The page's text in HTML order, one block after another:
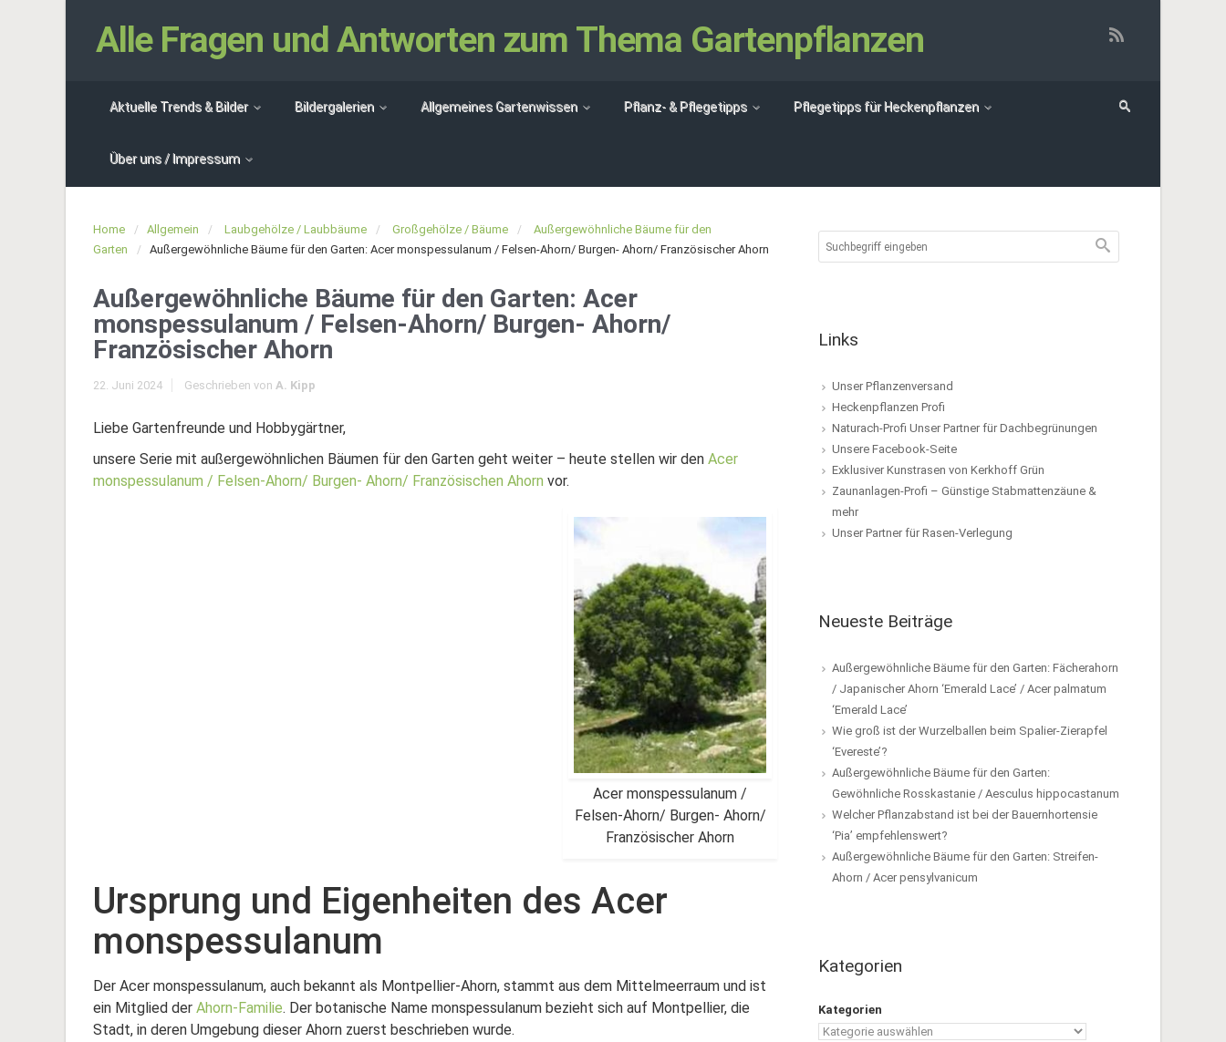
Alle Fragen und Antworten zum Thema Gartenpflanzen
Aktuelle Trends & Bilder Bildergalerien Allgemeines Gartenwissen Pflanz- & Pflegetipps Pflegetipps für Heckenpflanzen
Über uns / Impressum
Home Allgemein Laubgehölze / Laubbäume Großgehölze / Bäume
Außergewöhnliche Bäume für den
Garten
Außergewöhnliche Bäume für den Garten: Acer monspessulanum / Felsen-Ahorn/ Burgen- Ahorn/ Französischer Ahorn
Außergewöhnliche Bäume für den Garten: Acer
monspessulanum / Felsen-Ahorn/ Burgen- Ahorn/
Französischer Ahorn
22. Juni 2024 Geschrieben von A. Kipp
Liebe Gartenfreunde und Hobbygärtner,
unsere Serie mit außergewöhnlichen Bäumen für den Garten geht weiter – heute stellen wir den Acer
monspessulanum / Felsen-Ahorn/ Burgen- Ahorn/ Französischen Ahorn vor.
Acer monspessulanum /
Felsen-Ahorn/ Burgen- Ahorn/
Französischer Ahorn
Ursprung und Eigenheiten des Acer
monspessulanum
Der Acer monspessulanum, auch bekannt als Montpellier-Ahorn, stammt aus dem Mittelmeerraum und ist
ein Mitglied der Ahorn-Familie. Der botanische Name monspessulanum bezieht sich auf Montpellier, die
Stadt, in deren Umgebung dieser Ahorn zuerst beschrieben wurde.
Links
Unser Pflanzenversand
Heckenpflanzen Profi
Naturach-Profi Unser Partner für Dachbegrünungen
Unsere Facebook-Seite
Exklusiver Kunstrasen von Kerkhoff Grün
Zaunanlagen-Profi – Günstige Stabmattenzäune &
mehr
Unser Partner für Rasen-Verlegung
Neueste Beiträge
Außergewöhnliche Bäume für den Garten: Fächerahorn
/ Japanischer Ahorn ‘Emerald Lace’ / Acer palmatum
‘Emerald Lace’
Wie groß ist der Wurzelballen beim Spalier-Zierapfel
‘Evereste’?
Außergewöhnliche Bäume für den Garten:
Gewöhnliche Rosskastanie / Aesculus hippocastanum
Welcher Pflanzabstand ist bei der Bauernhortensie
‘Pia’ empfehlenswert?
Außergewöhnliche Bäume für den Garten: Streifen-
Ahorn / Acer pensylvanicum
Kategorien
Kategorien